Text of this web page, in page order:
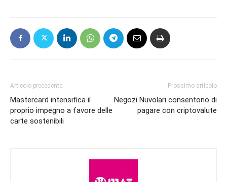
Articolo precedente
Mastercard intensifica il
proprio impegno a favore delle
carte sostenibili
Prossimo articolo
Negozi Nuvolari consentono di
pagare con criptovalute